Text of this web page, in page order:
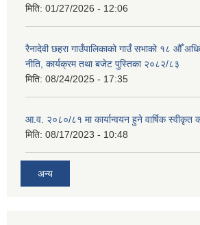
मिति: 01/27/2026 - 12:06
रैनादेवी छहरा गाउँपालिकाको गाउँ सभाको १८ औँ
नीति, कार्यक्रम तथा बजेट पुस्तिका २०८२/८३
मिति: 08/24/2025 - 17:35
आ.व. २०८०/८१ मा कार्यान्वयन हुने वार्षिक स्वीकृत
मिति: 08/17/2023 - 10:48
अन्य